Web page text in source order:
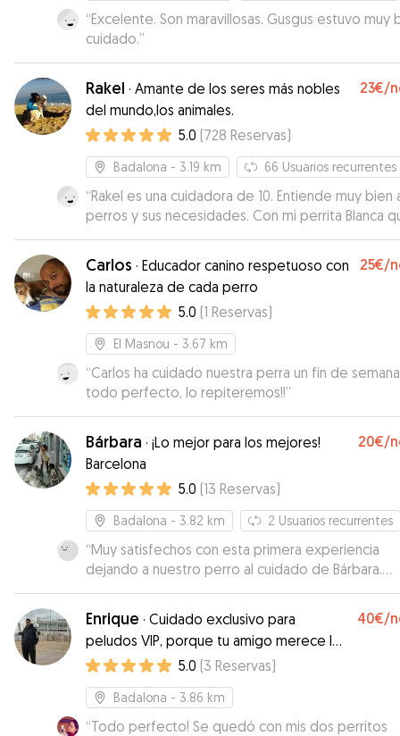
“Excelente. Son maravillosas. Gusgus estuvo muy
cuidado.”
Rakel · Amante de los seres más nobles
del mundo,los animales.
23€/
5.0 (728 Reservas)
Badalona - 3.19 km 66 Usuarios recurrentes
“Rakel es una cuidadora de 10. Entiende muy bien
perros y sus necesidades. Con mi perrita Blanca
tiene ciertos miedos, hizo que enseguida cogiera
confianza y se sintiera segura con ella tratándola
mucho cariño y empatía. Ha pasado una semana
alojamiento y tengo claro que ha estado como en
casa. Además envía fotos y vídeos y está
para cualquier información para estar tranquila. No
podía haber sido mejor.
Carlos · Educador canino respetuoso con
la naturaleza de cada perro
25€/
5.0 (1 Reservas)
El Masnou - 3.67 km
“Carlos ha cuidado nuestra perra un fin de
todo perfecto, lo repiteremos!!”
Bárbara · ¡Lo mejor para los mejores!
Barcelona
20€/
5.0 (13 Reservas)
Badalona - 3.82 km 2 Usuarios recurrentes
“Muy satisfechos con esta primera experiencia
dejando a nuestro perro al cuidado de Bárbara.
Demuestra ser muy profesional y se preocupa de
mantenerte informado cada día sobre el estado
animal. Repetiremos seguro! ”
Enrique · Cuidado exclusivo para
peludos VIP, porque tu amigo merece lo
mejor
40€/
5.0 (3 Reservas)
Badalona - 3.86 km
“Todo perfecto! Se quedó con mis dos perritos